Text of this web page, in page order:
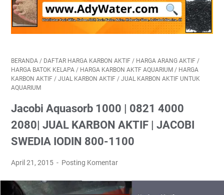
BERANDA / DAFTAR HARGA KARBON AKTIF / HARGA ARANG AKTIF /
HARGA BATOK KELAPA / HARGA KARBON AKTF AQUARIUM / HARGA
KARBON AKTIF / JUAL KARBON AKTIF / JUAL KARBON AKTIF UNTUK
AQUARIUM
Jacobi Aquasorb 1000 | 0821 4000
2080| JUAL KARBON AKTIF | JACOBI
SWEDIA IODIN 800-1100
April 21, 2015 Posting Komentar